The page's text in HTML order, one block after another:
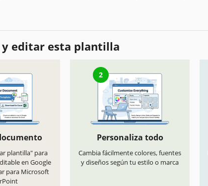
y editar esta plantilla
plantilla" para
en Google
para Microsoft
2
Personaliza todo
Cambia fácilmente colores, fuentes
y diseños según tu estilo o marca